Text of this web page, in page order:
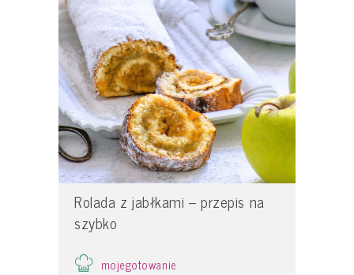
Rolada z jabłkami – przepis na
szybko
mojegotowanie